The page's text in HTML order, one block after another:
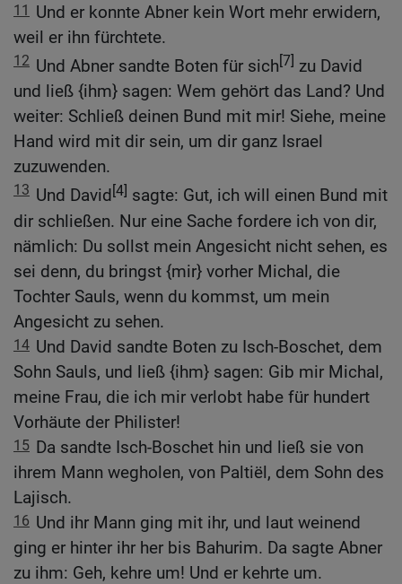
11 Und er konnte Abner kein Wort mehr erwidern,
weil er ihn fürchtete.
12 Und Abner sandte Boten für sich[7] zu David
und ließ {ihm} sagen: Wem gehört das Land? Und
weiter: Schließ deinen Bund mit mir! Siehe, meine
Hand wird mit dir sein, um dir ganz Israel
zuzuwenden.
13 Und David[4] sagte: Gut, ich will einen Bund mit
dir schließen. Nur eine Sache fordere ich von dir,
nämlich: Du sollst mein Angesicht nicht sehen, es
sei denn, du bringst {mir} vorher Michal, die
Tochter Sauls, wenn du kommst, um mein
Angesicht zu sehen.
14 Und David sandte Boten zu Isch-Boschet, dem
Sohn Sauls, und ließ {ihm} sagen: Gib mir Michal,
meine Frau, die ich mir verlobt habe für hundert
Vorhäute der Philister!
15 Da sandte Isch-Boschet hin und ließ sie von
ihrem Mann wegholen, von Paltiël, dem Sohn des
Lajisch.
16 Und ihr Mann ging mit ihr, und laut weinend
ging er hinter ihr her bis Bahurim. Da sagte Abner
zu ihm: Geh, kehre um! Und er kehrte um.